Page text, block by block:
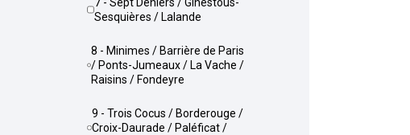
Sesquières / Lalande
8 - Minimes / Barrière de Paris
/ Ponts-Jumeaux / La Vache /
Raisins / Fondeyre
9 - Trois Cocus / Borderouge /
Croix-Daurade / Paléficat /